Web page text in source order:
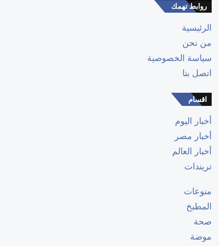
روابط تهمك
الرئيسية
من نحن
سياسة الخصوصية
اتصل بنا
اقسام
أخبار اليوم
أخبار مصر
أخبار العالم
تريندات
منوعات
المطبخ
صحة
موضة